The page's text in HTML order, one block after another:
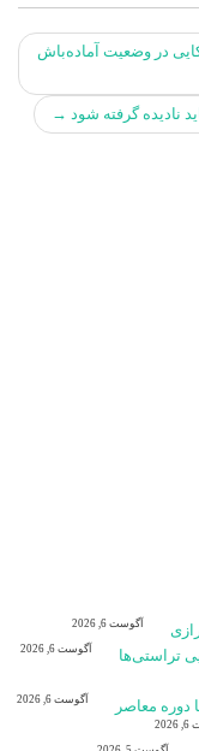
در وضعیت آماده‌باش
نادیده گرفته شود →
آگوست 6, 2026
تراستی‌ها آگوست 6, 2026
آگوست 6, 2026